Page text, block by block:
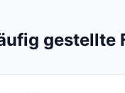
gestellte